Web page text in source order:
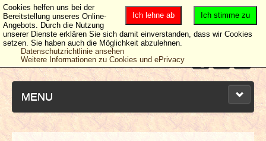
MENU
Ich stimme zu
Ich lehne ab
Cookies helfen uns bei der
Bereitstellung unseres Online-
Angebots. Durch die Nutzung
unserer Dienste erklären Sie sich damit einverstanden, dass wir Cookies
setzen. Sie haben auch die Möglichkeit abzulehnen.
Datenschutzrichtlinie ansehen
Weitere Informationen zu Cookies und ePrivacy